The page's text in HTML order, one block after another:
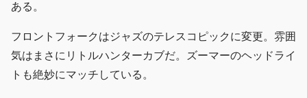
ある。
フロントフォークはジャズのテレスコピックに変更。雰囲
気はまさにリトルハンターカブだ。ズーマーのヘッドライ
トも絶妙にマッチしている。